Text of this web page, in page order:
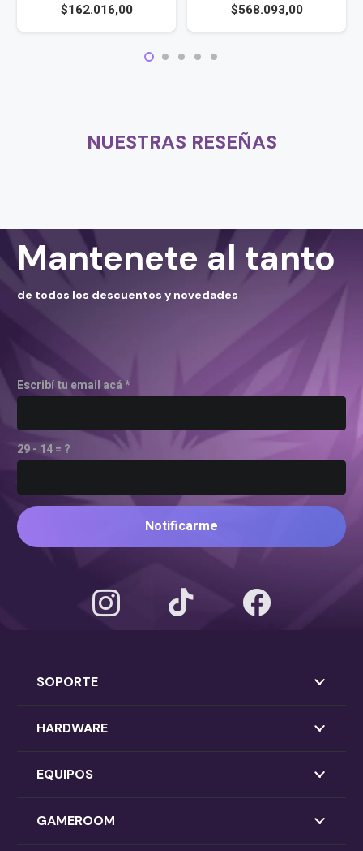
$162.016,00 $568.093,00
NUESTRAS RESEÑAS
Mantenete al tanto
de todos los descuentos y novedades
Escribí tu email acá *
29 - 14 = ?
Notificarme
SOPORTE
HARDWARE
EQUIPOS
GAMEROOM